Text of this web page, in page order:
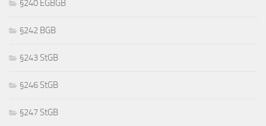
§240 EGBGB
§242 BGB
§243 StGB
§246 StGB
§247 StGB